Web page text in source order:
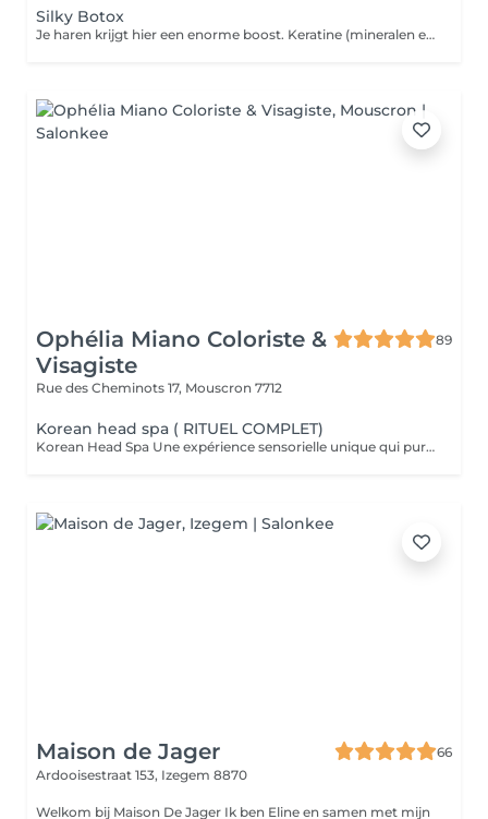
Silky Botox
Je haren krijgt hier een enorme boost. Keratine (mineralen en aminozuren) of vocht worden aan je haren toegevoegd. Wat ervaar je? Meer body, meer glans, herstel, luchtig gevoel. Steeds incl. brushing (bij zeer lange haren kan er een supplement worden aangerekend)
Ophélia Miano Coloriste &
Visagiste
89
Rue des Cheminots 17, Mouscron 7712
Korean head spa ( RITUEL COMPLET)
Korean Head Spa Une expérience sensorielle unique qui purifie le cuir chevelu, stimule la circulation et procure une profonde détente. Le secret coréen pour des cheveux éclatants et un moment de pure relaxation. Dure 1H30 brushing compris
Maison de Jager
66
Ardooisestraat 153, Izegem 8870
Welkom bij Maison De Jager Ik ben Eline en samen met mijn